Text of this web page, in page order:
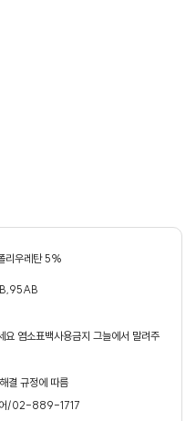
리우레탄 5%
요 염소표백사용금지 그늘에서 말려주
결 규정에 따름
어/02-889-1717